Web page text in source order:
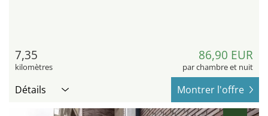
7,35
kilomètres
86,90 EUR
par chambre et nuit
Détails Montrer l'offre